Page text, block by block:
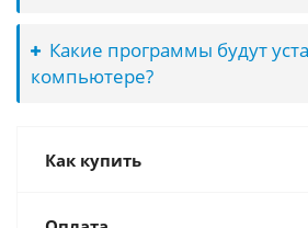
Какие программы будут
компьютере?
Как купить